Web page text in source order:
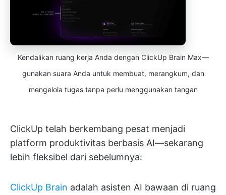
Kendalikan ruang kerja Anda dengan ClickUp Brain Max—
gunakan suara Anda untuk membuat, merangkum, dan
mengelola tugas tanpa perlu menggunakan tangan
ClickUp telah berkembang pesat menjadi
platform produktivitas berbasis AI—sekarang
lebih fleksibel dari sebelumnya:
ClickUp Brain adalah asisten AI bawaan di ruang